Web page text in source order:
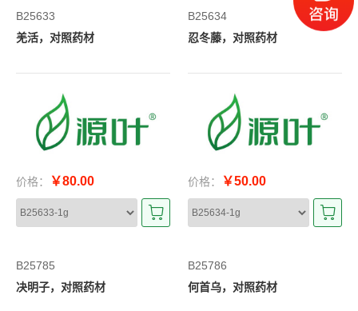
B25633
羌活，对照药材
价格： ￥80.00
B25634
忍冬藤，对照药材
价格： ￥50.00
B25785
决明子，对照药材
B25786
何首乌，对照药材